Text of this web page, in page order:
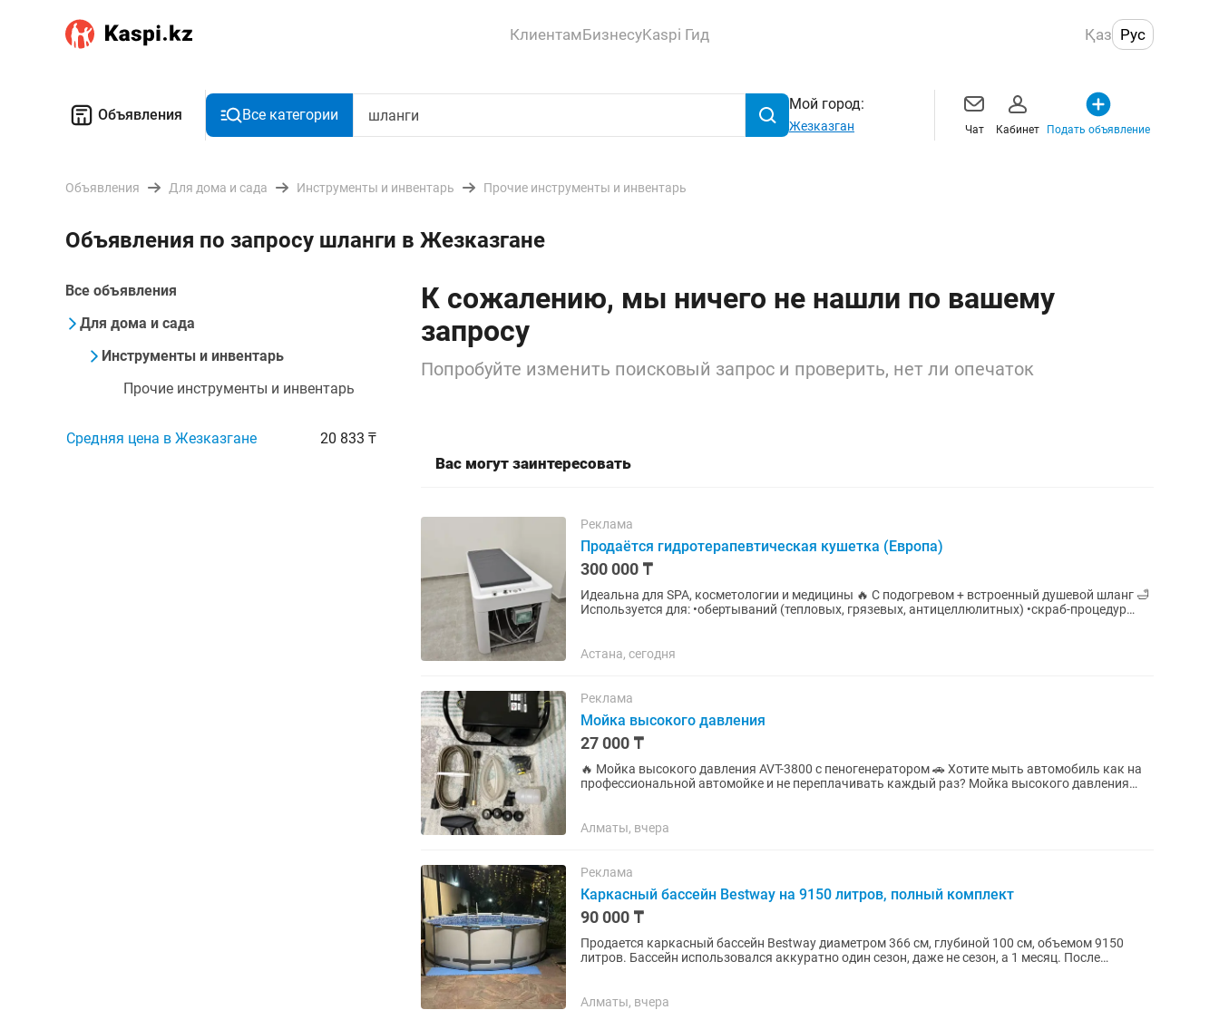
КлиентамБизнесуKaspi Гид Қаз Рус
Объявления Все категории
Мой город:
Жезказган Чат Кабинет Подать объявление
Объявления Для дома и сада Инструменты и инвентарь Прочие инструменты и инвентарь
Объявления по запросу шланги в Жезказгане
Все объявления
Для дома и сада
Инструменты и инвентарь
Прочие инструменты и инвентарь
Средняя цена в Жезказгане 20 833 ₸
К сожалению, мы ничего не нашли по вашему
запросу
Попробуйте изменить поисковый запрос и проверить, нет ли опечаток
Вас могут заинтересовать
Реклама
Продаётся гидротерапевтическая кушетка (Европа)
300 000 ₸
Идеальна для SPA, косметологии и медицины 🔥 С подогревом + встроенный душевой шланг 🛁
Используется для: •обертываний (тепловых, грязевых, антицеллюлитных) •скраб-процедур
Астана, сегодня
Реклама
Мойка высокого давления
27 000 ₸
🔥 Мойка высокого давления AVT-3800 с пеногенератором 🚗 Хотите мыть автомобиль как на
профессиональной автомойке и не переплачивать каждый раз? Мойка высокого давления
Алматы, вчера
Реклама
Каркасный бассейн Bestway на 9150 литров, полный комплект
90 000 ₸
Продается каркасный бассейн Bestway диаметром 366 см, глубиной 100 см, объемом 9150
литров. Бассейн использовался аккуратно один сезон, даже не сезон, а 1 месяц. После
Алматы, вчера